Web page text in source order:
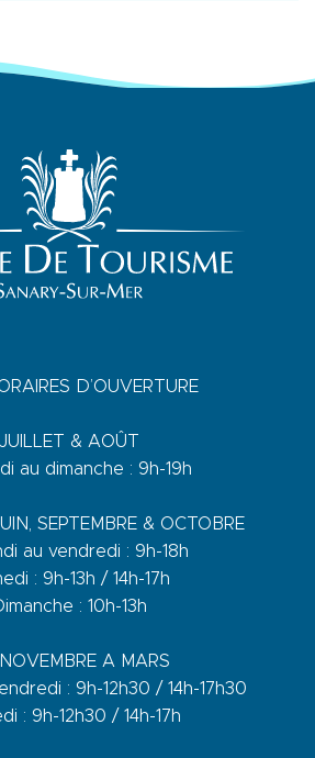
D’OUVERTURE
JUILLET & AOÛT
au dimanche : 9h-19h
SEPTEMBRE & OCTOBRE
au vendredi : 9h-18h
: 9h-13h / 14h-17h
Dimanche : 10h-13h
NOVEMBRE A MARS
: 9h-12h30 / 14h-17h30
: 9h-12h30 / 14h-17h